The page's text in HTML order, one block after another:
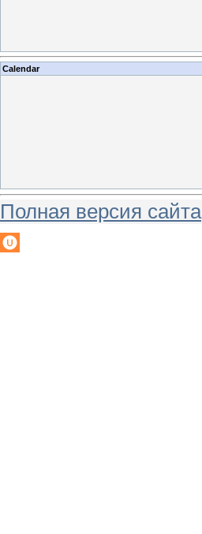
Calendar
Полная версия сайта